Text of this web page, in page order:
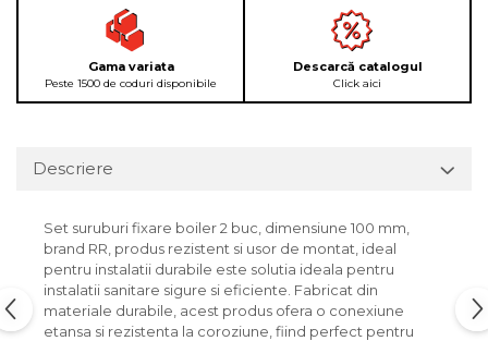
Gama variata
Peste 1500 de coduri disponibile
Descarcă catalogul
Click aici
Descriere
Set suruburi fixare boiler 2 buc, dimensiune 100 mm,
brand RR, produs rezistent si usor de montat, ideal
pentru instalatii durabile este solutia ideala pentru
instalatii sanitare sigure si eficiente. Fabricat din
materiale durabile, acest produs ofera o conexiune
etansa si rezistenta la coroziune, fiind perfect pentru